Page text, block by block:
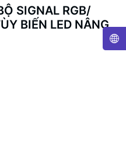
SIGNAL RGB/
BIẾN LED NÂNG